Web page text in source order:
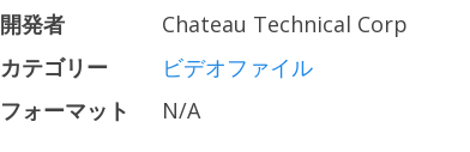
開発者
Chateau Technical Corp
カテゴリー
ビデオファイル
フォーマット
N/A